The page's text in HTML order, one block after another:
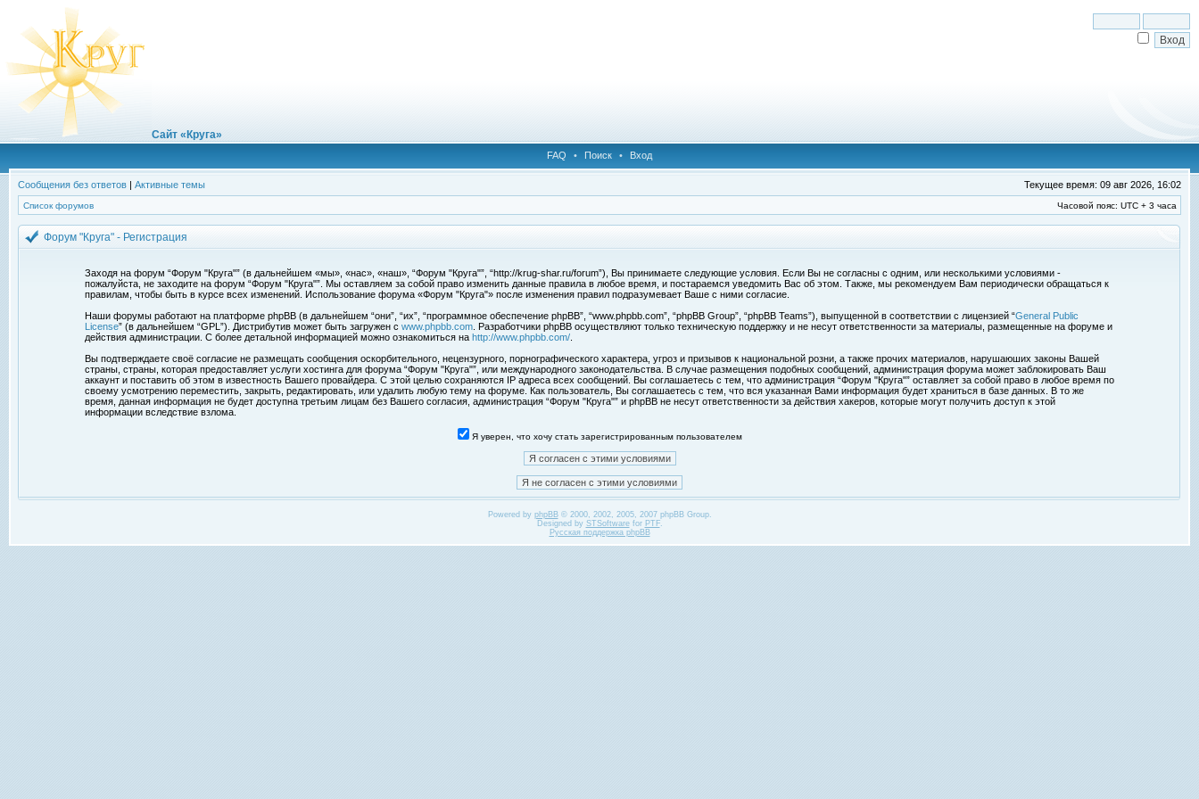
Сайт «Круга»
FAQ • Поиск • Вход
Сообщения без ответов | Активные темы Текущее время: 09 авг 2026, 16:02
Список форумов Часовой пояс: UTC + 3 часа
Форум "Круга" - Регистрация
Заходя на форум “Форум "Круга"” (в дальнейшем «мы», «нас», «наш», “Форум "Круга"”, “http://krug-shar.ru/forum”), Вы принимаете следующие условия. Если Вы не согласны с одним, или несколькими условиями -
пожалуйста, не заходите на форум “Форум "Круга"”. Мы оставляем за собой право изменить данные правила в любое время, и постараемся уведомить Вас об этом. Также, мы рекомендуем Вам периодически обращаться к
правилам, чтобы быть в курсе всех изменений. Использование форума «Форум "Круга"» после изменения правил подразумевает Ваше с ними согласие.
Наши форумы работают на платформе phpBB (в дальнейшем “они”, “их”, “программное обеспечение phpBB”, “www.phpbb.com”, “phpBB Group”, “phpBB Teams”), выпущенной в соответствии с лицензией “General Public
License” (в дальнейшем “GPL”). Дистрибутив может быть загружен с www.phpbb.com . Разработчики phpBB осуществляют только техническую поддержку и не несут ответственности за материалы, размещенные на форуме и
действия администрации. С более детальной информацией можно ознакомиться на http://www.phpbb.com/
Вы подтверждаете своё согласие не размещать сообщения оскорбительного, нецензурного, порнографического характера, угроз и призывов к национальной розни, а также прочих материалов, нарушаюших законы Вашей
страны, страны, которая предоставляет услуги хостинга для форума “Форум "Круга"”, или международного законодательства. В случае размещения подобных сообщений, администрация форума может заблокировать Ваш
аккаунт и поставить об этом в известность Вашего провайдера. С этой целью сохраняются IP адреса всех сообщений. Вы соглашаетесь с тем, что администрация “Форум "Круга"” оставляет за собой право в любое время по
своему усмотрению переместить, закрыть, редактировать, или удалить любую тему на форуме. Как пользователь, Вы соглашаетесь с тем, что вся указанная Вами информация будет храниться в базе данных. В то же
время, данная информация не будет доступна третьим лицам без Вашего согласия, администрация “Форум "Круга"” и phpBB не несут ответственности за действия хакеров, которые могут получить доступ к этой
информации вследствие взлома.
Я уверен, что хочу стать зарегистрированным пользователем
Powered by phpBB© 2000, 2002, 2005, 2007 phpBB Group.
Designed by STSoftwarefor PTF.
Русская поддержка phpBB